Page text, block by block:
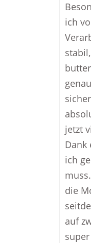
ich
jetzt
Dank
ich
die
auf